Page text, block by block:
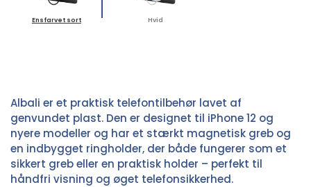
Ensfarvet sort Hvid
Albali er et praktisk telefontilbehør lavet af
genvundet plast. Den er designet til iPhone 12 og
nyere modeller og har et stærkt magnetisk greb og
en indbygget ringholder, der både fungerer som et
sikkert greb eller en praktisk holder – perfekt til
håndfri visning og øget telefonsikkerhed.